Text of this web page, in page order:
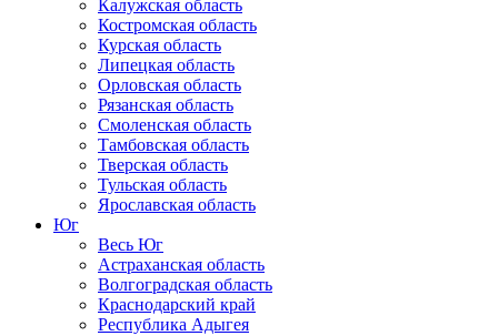
Калужская область
Костромская область
Курская область
Липецкая область
Орловская область
Рязанская область
Смоленская область
Тамбовская область
Тверская область
Тульская область
Ярославская область
Юг
Весь Юг
Астраханская область
Волгоградская область
Краснодарский край
Республика Адыгея